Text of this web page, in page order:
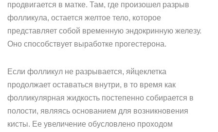
продвигается в матке. Там, где произошел разрыв
фолликула, остается желтое тело, которое
представляет собой временную эндокринную железу.
Оно способствует выработке прогестерона.
Если фолликул не разрывается, яйцеклетка
продолжает оставаться внутри, в то время как
фолликулярная жидкость постепенно собирается в
полости, являясь основанием для возникновения
кисты. Ее увеличение обусловлено проходом